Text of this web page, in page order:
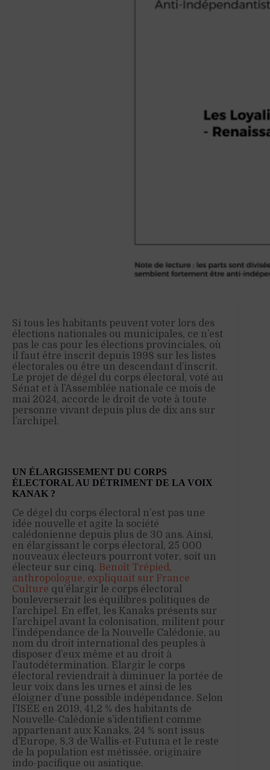
Si tous les habitants peuvent voter lors des
élections nationales ou municipales, ce n’est
pas le cas pour les élections provinciales, où
il faut être inscrit depuis 1998 sur les listes
électorales ou être un descendant d’inscrit.
Le projet de dégel du corps électoral, voté au
Sénat et à l’Assemblée nationale ce mois de
mai 2024, accorde le droit de vote à toute
personne vivant depuis plus de dix ans sur
l’archipel.
UN ÉLARGISSEMENT DU CORPS
ÉLECTORAL AU DÉTRIMENT DE LA VOIX
KANAK ?
Ce dégel du corps électoral n’est pas une
idée nouvelle et agite la société
calédonienne depuis plus de 30 ans. Ainsi,
en élargissant le corps électoral, 25 000
nouveaux électeurs pourront voter, soit un
électeur sur cinq. Benoît Trépied,
anthropologue, expliquait sur France
Culture qu’élargir le corps électoral
bouleverserait les équilibres politiques de
l’archipel. En effet, les Kanaks présents sur
l’archipel avant la colonisation, militent pour
l’indépendance de la Nouvelle Calédonie, au
nom du droit international des peuples à
disposer d’eux même et au droit à
l’autodétermination. Élargir le corps
électoral reviendrait à diminuer la portée de
leur voix dans les urnes et ainsi de les
éloigner d’une possible indépendance. Selon
l’ISEE en 2019, 41,2 % des habitants de
Nouvelle-Calédonie s’identifient comme
appartenant aux Kanaks, 24 % sont issus
d’Europe, 8,3 de Wallis-et-Futuna et le reste
de la population est métissée, originaire
indo-pacifique ou asiatique.